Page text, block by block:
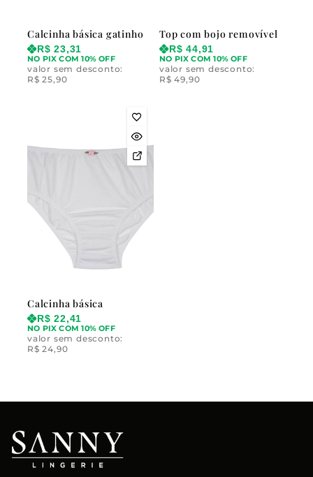
Calcinha básica gatinho
R$ 23,31
NO PIX COM 10% OFF
valor sem desconto:
R$ 25,90
Top com bojo removível
R$ 44,91
NO PIX COM 10% OFF
valor sem desconto:
R$ 49,90
Calcinha básica
R$ 22,41
NO PIX COM 10% OFF
valor sem desconto:
R$ 24,90